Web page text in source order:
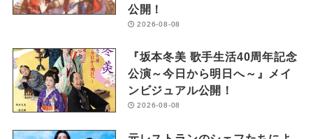
公開！
2026-08-08
『坂本冬美 歌手生活40周年記念
公演～今日から明日へ～』メイ
ンビジュアル公開！
2026-08-08